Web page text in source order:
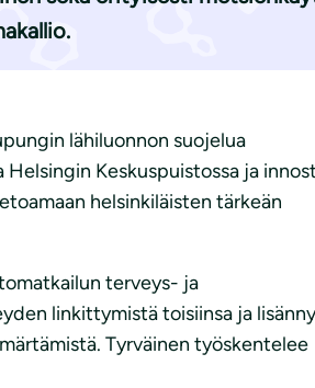
lähiluonnon suojelua
Keskuspuistossa ja
helsinkiläisten tärkeän
terveys- ja
linkittymistä toisiinsa ja
Tyrväinen työskentelee